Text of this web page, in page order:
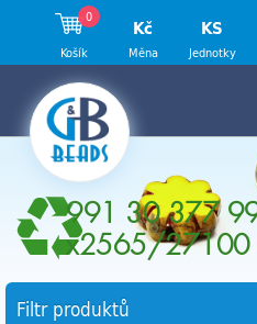
991 30 377
x2565/27100
Filtr produktů
0
Košík
Kč
Měna
KS
Jednotky